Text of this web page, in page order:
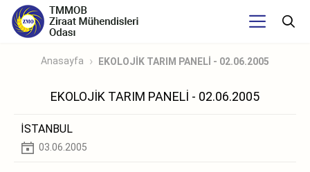
Anasayfa EKOLOJİK TARIM PANELİ - 02.06.2005
EKOLOJİK TARIM PANELİ - 02.06.2005
İSTANBUL
03.06.2005